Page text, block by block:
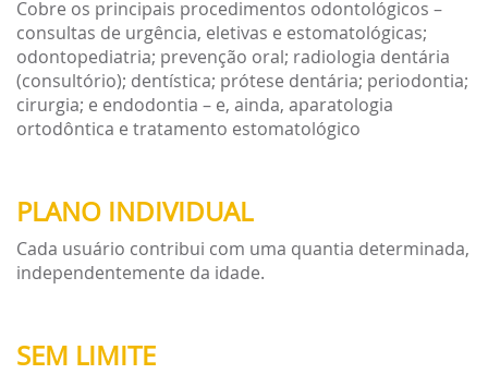
Cobre os principais procedimentos odontológicos –
consultas de urgência, eletivas e estomatológicas;
odontopediatria; prevenção oral; radiologia dentária
(consultório); dentística; prótese dentária; periodontia;
cirurgia; e endodontia – e, ainda, aparatologia
ortodôntica e tratamento estomatológico
PLANO INDIVIDUAL
Cada usuário contribui com uma quantia determinada,
independentemente da idade.
SEM LIMITE